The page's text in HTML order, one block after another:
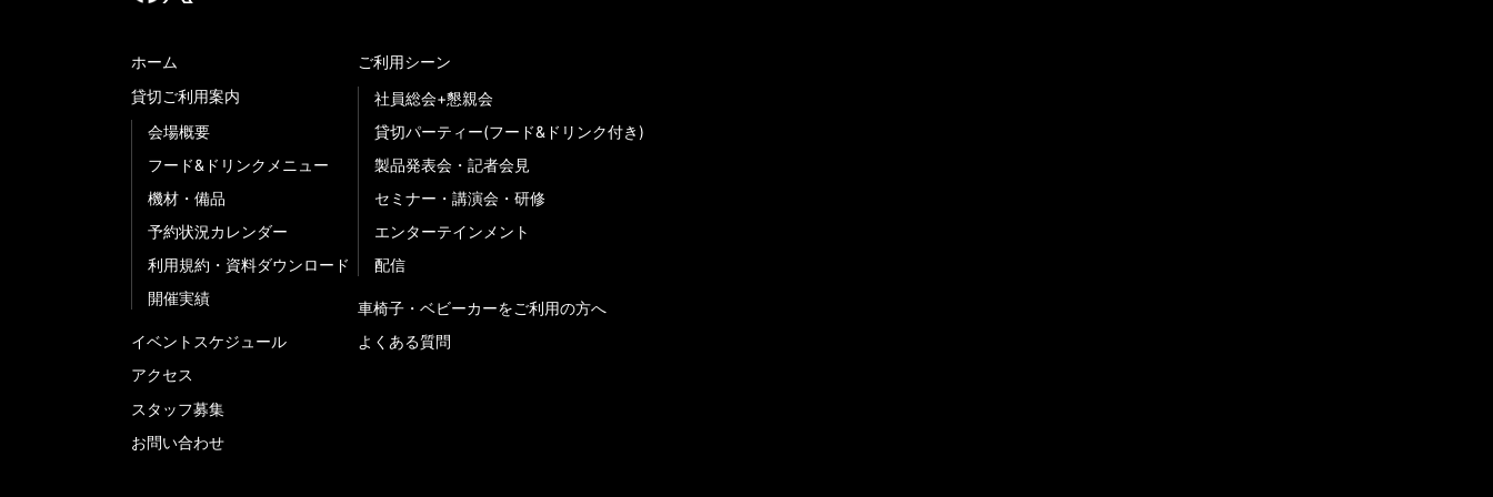
ホーム
貸切ご利用案内
会場概要
フード&ドリンクメニュー
機材・備品
予約状況カレンダー
利用規約・資料ダウンロード
開催実績
イベントスケジュール
アクセス
スタッフ募集
お問い合わせ
ご利用シーン
社員総会+懇親会
貸切パーティー(フード&ドリンク付き)
製品発表会・記者会見
セミナー・講演会・研修
エンターテインメント
配信
車椅子・ベビーカーをご利用の方へ
よくある質問